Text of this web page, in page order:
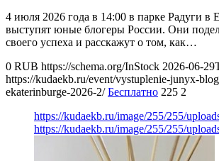
4 июля 2026 года в 14:00 в парке Радуги в
выступят юные блогеры России. Они
своего успеха и расскажут о том, как…
0 RUB https://schema.org/InStock 2026-06-
https://kudaekb.ru/event/vystuplenie-junyx-
ekaterinburge-2026-2/ Бесплатно 225 2
https://kudaekb.ru/image/255/255/
https://kudaekb.ru/image/255/255/